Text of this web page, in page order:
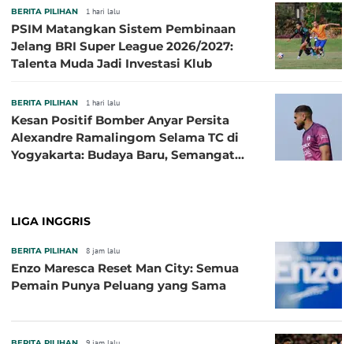
BERITA PILIHAN 1 hari lalu
PSIM Matangkan Sistem Pembinaan
Jelang BRI Super League 2026/2027:
Talenta Muda Jadi Investasi Klub
BERITA PILIHAN 1 hari lalu
Kesan Positif Bomber Anyar Persita
Alexandre Ramalingom Selama TC di
Yogyakarta: Budaya Baru, Semangat
LIGA INGGRIS
BERITA PILIHAN 8 jam lalu
Enzo Maresca Reset Man City: Semua
Pemain Punya Peluang yang Sama